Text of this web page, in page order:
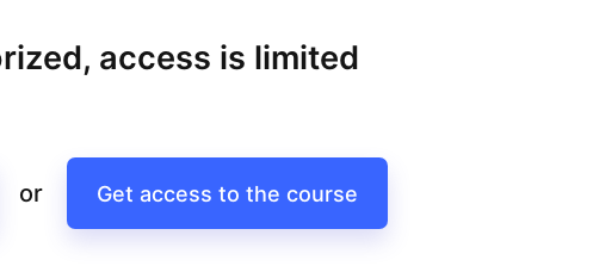
access is limited
or Get access to the course